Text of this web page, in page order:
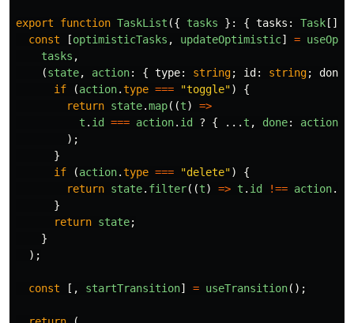
export function TaskList ({ tasks }: { tasks : Task []
const
[optimisticTasks , updateOptimistic] =
tasks ,
(state, action: { type: string; id : string; done
if
(action.type === "toggle")
{
return state.map((t)
=>
t . id === action. id ? { ... t , done: action
);
}
if
(action.type === "delete")
{
return state. filter((t) => t . id !== action.
}
return state;
}
);
const [, startTransition] = useTransition();